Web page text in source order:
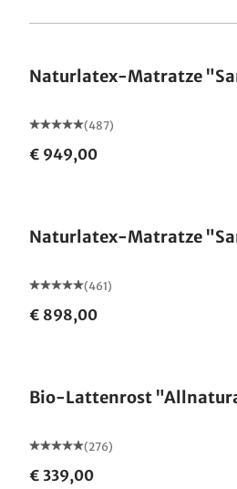
Naturlatex-Matratze
(487)
€ 949,00
Naturlatex-Matratze
(461)
€ 898,00
Bio-Lattenrost
(276)
€ 339,00